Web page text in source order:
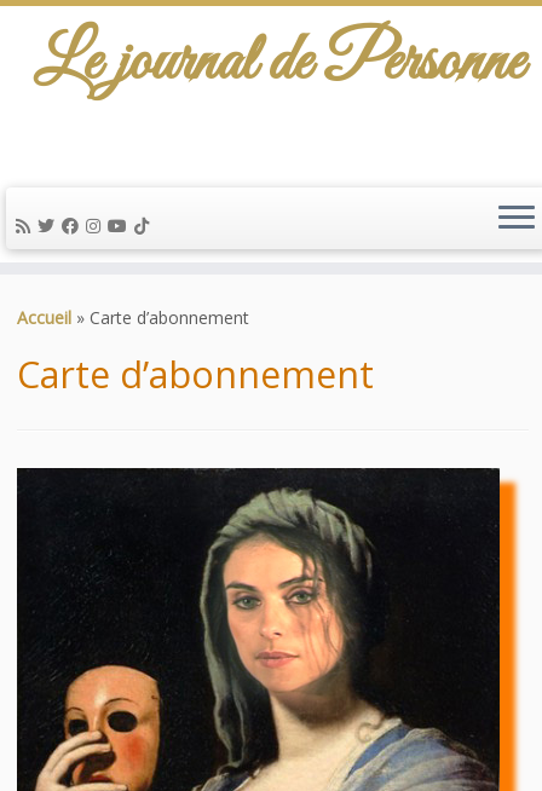
au
Le journal de Personne
Accueil » Carte d’abonnement
Carte d’abonnement